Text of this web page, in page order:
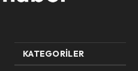
KATEGORILER